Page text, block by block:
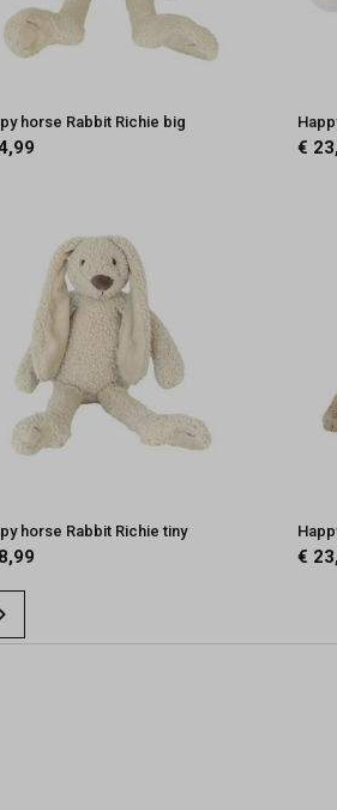
horse Rabbit Richie big
€
horse Rabbit Richie tiny
€